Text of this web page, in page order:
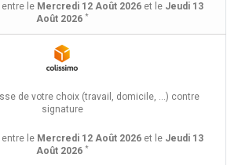
le Mercredi 12 Août 2026et le Jeudi 13
Août 2026 *
de votre choix (travail, domicile, ...) contre
signature
le Mercredi 12 Août 2026et le Jeudi 13
Août 2026 *